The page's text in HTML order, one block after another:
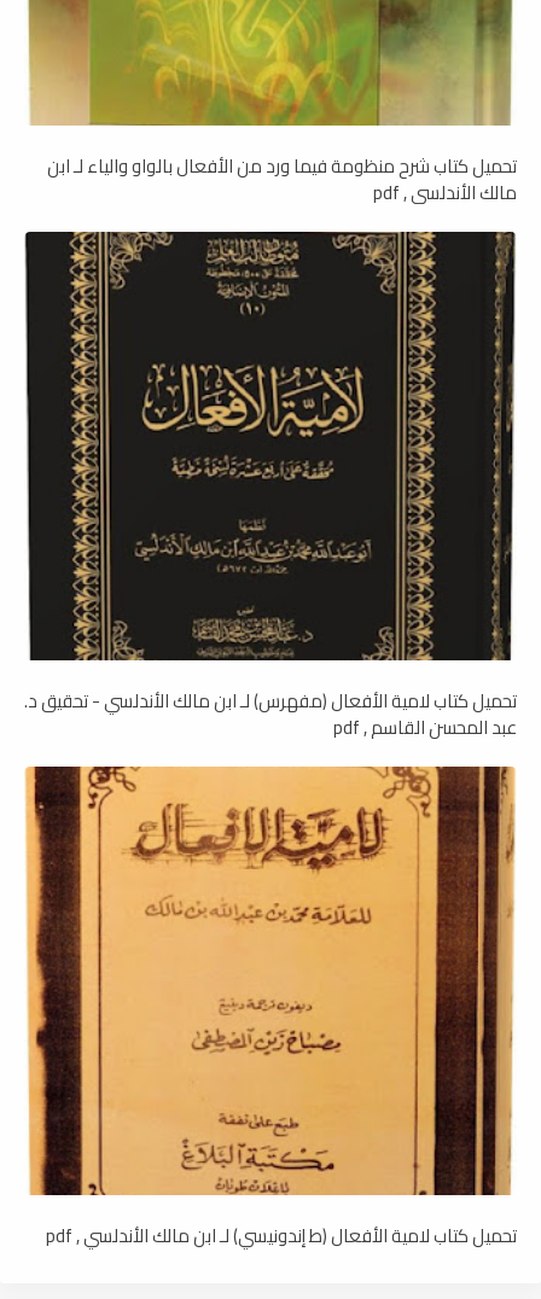
تحميل كتاب شرح منظومة فيما ورد من الأفعال بالواو والياء لـ ابن
مالك الأندلسي , pdf
تحميل كتاب لامية الأفعال (مفهرس) لـ ابن مالك الأندلسي - تحقيق د.
عبد المحسن القاسم , pdf
تحميل كتاب لامية الأفعال (ط إندونيسي) لـ ابن مالك الأندلسي , pdf